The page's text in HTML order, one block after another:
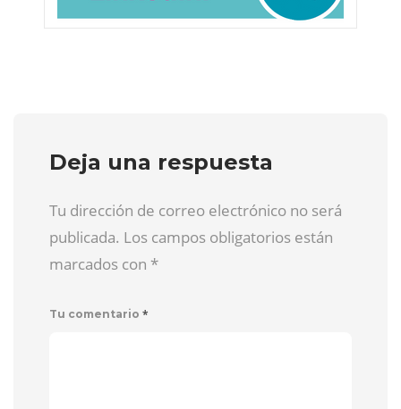
Deja una respuesta
Tu dirección de correo electrónico no será
publicada. Los campos obligatorios están
marcados con *
Tu comentario *